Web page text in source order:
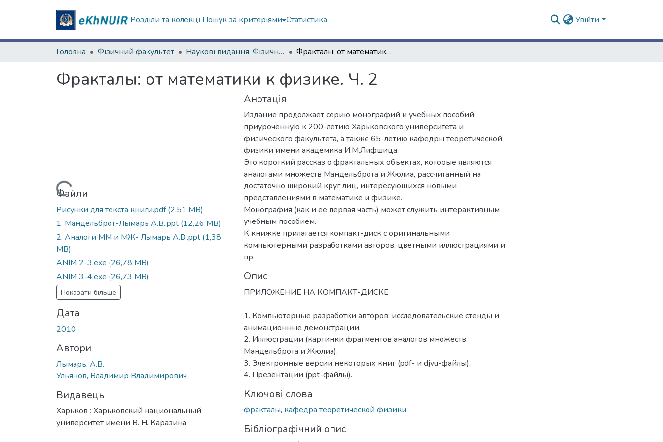
Розділи та колекціїПошук за критеріями Статистика Увійти
Головна Фізичний факультет Наукові видання. Фізичний факультет Фракталы: от математики к физике. Ч. 2
Фракталы: от математики к физике. Ч. 2
Вантажиться...Файли
Рисунки для текста книги.pdf(2,51 MB)
1. Мандельброт-Лымарь А.В..ppt (12,26 MB)
2. Аналоги ММ и МЖ- Лымарь А.В..ppt (1,38
MB)
ANIM 2-3.exe (26,78 MB)
ANIM 3-4.exe (26,73 MB)
Показати більше
Дата
2010
Автори
Лымарь, А.В.
Ульянов, Владимир Владимирович
Видавець
Харьков : Харьковский национальный
университет имени В. Н. Каразина
Анотація
Издание продолжает серию монографий и учебных пособий,
приуроченную к 200-летию Харьковского университета и
физического факультета, а также 65-летию кафедры теоретической
физики имени академика И.М.Лифшица.
Это короткий рассказ о фрактальных объектах, которые являются
аналогами множеств Мандельброта и Жюлиа, рассчитанный на
достаточно широкий круг лиц, интересующихся новыми
представлениями в математике и физике.
Монография (как и ее первая часть) может служить интерактивным
учебным пособием.
К книжке прилагается компакт-диск с оригинальными
компьютерными разработками авторов, цветными иллюстрациями и
пр.
Опис
ПРИЛОЖЕНИЕ НА КОМПАКТ-ДИСКЕ
1. Компьютерные разработки авторов: исследовательские стенды и
анимационные демонстрации.
2. Иллюстрации (картинки фрагментов аналогов множеств
Мандельброта и Жюлиа).
3. Электронные версии некоторых книг (pdf- и djvu-файлы).
4. Презентации (ppt-файлы).
Ключові слова
фракталы, кафедра теоретической физики
Бібліографічний опис